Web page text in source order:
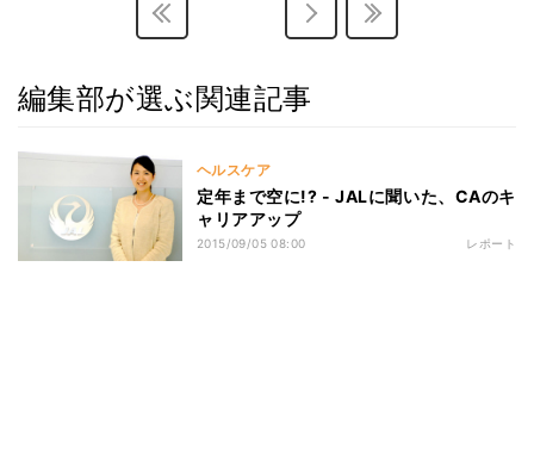
編集部が選ぶ関連記事
ヘルスケア
定年まで空に!? - JALに聞いた、CAのキ
ャリアアップ
2015/09/05 08:00 レポート